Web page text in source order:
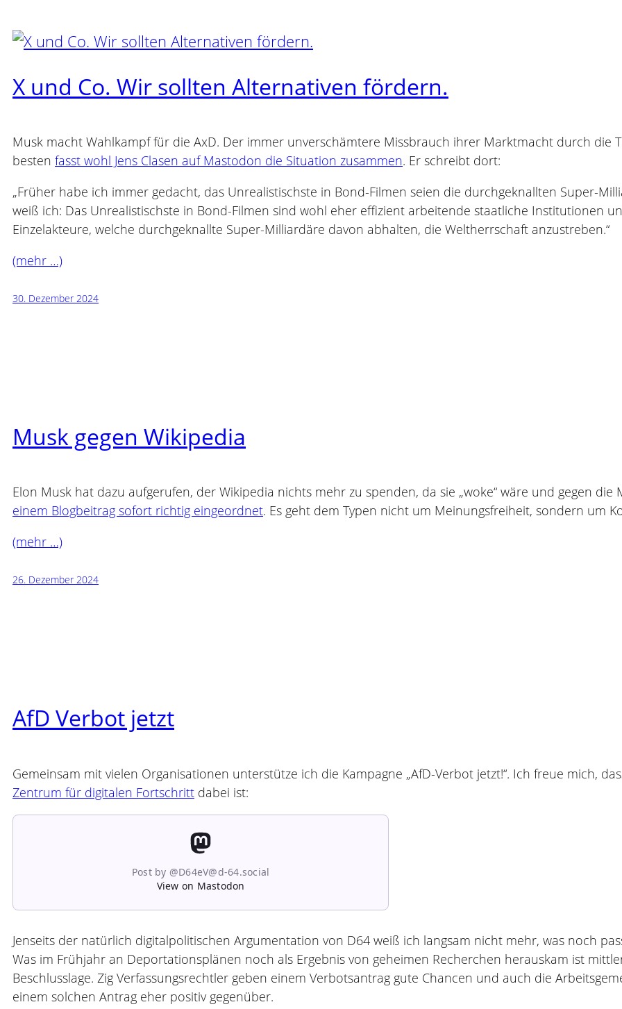
X und Co. Wir sollten Alternativen fördern.
Musk macht Wahlkampf für die AxD. Der immer unverschämtere Missbrauch ihrer Marktmacht durch die
besten fasst wohl Jens Clasen auf Mastodon die Situation zusammen. Er schreibt dort:
„Früher habe ich immer gedacht, das Unrealistischste in Bond-Filmen seien die durchgeknallten Super-
weiß ich: Das Unrealistischste in Bond-Filmen sind wohl eher effizient arbeitende staatliche Institutionen
Einzelakteure, welche durchgeknallte Super-Milliardäre davon abhalten, die Weltherrschaft anzustreben.“
(mehr …)
30. Dezember 2024
Musk gegen Wikipedia
Elon Musk hat dazu aufgerufen, der Wikipedia nichts mehr zu spenden, da sie „woke“ wäre und gegen
einem Blogbeitrag sofort richtig eingeordnet. Es geht dem Typen nicht um Meinungsfreiheit, sondern um
(mehr …)
26. Dezember 2024
AfD Verbot jetzt
Gemeinsam mit vielen Organisationen unterstütze ich die Kampagne „AfD-Verbot jetzt!“. Ich freue mich,
Zentrum für digitalen Fortschritt dabei ist:
Post by @D64eV@d-64.social
View on Mastodon
Jenseits der natürlich digitalpolitischen Argumentation von D64 weiß ich langsam nicht mehr, was noch
Was im Frühjahr an Deportationsplänen noch als Ergebnis von geheimen Recherchen herauskam ist
Beschlusslage. Zig Verfassungsrechtler geben einem Verbotsantrag gute Chancen und auch die
einem solchen Antrag eher positiv gegenüber.